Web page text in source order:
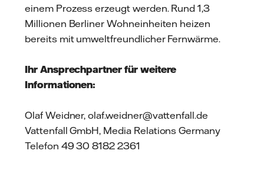
einem Prozess erzeugt werden. Rund 1,3
Millionen Berliner Wohneinheiten heizen
bereits mit umweltfreundlicher Fernwärme.
Ihr Ansprechpartner für weitere
Informationen:
Olaf Weidner, olaf.weidner@vattenfall.de
Vattenfall GmbH, Media Relations Germany
Telefon 49 30 8182 2361